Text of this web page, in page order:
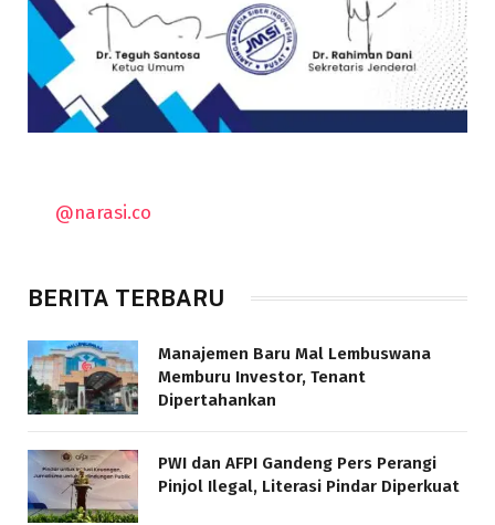
@narasi.co
BERITA TERBARU
Manajemen Baru Mal Lembuswana
Memburu Investor, Tenant
Dipertahankan
PWI dan AFPI Gandeng Pers Perangi
Pinjol Ilegal, Literasi Pindar Diperkuat